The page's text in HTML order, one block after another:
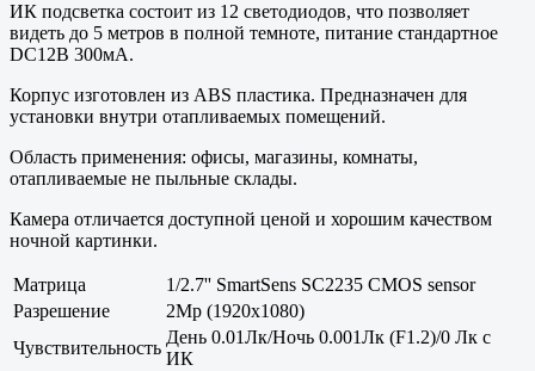
ИК подсветка состоит из 12 светодиодов, что позволяет
видеть до 5 метров в полной темноте, питание стандартное
DC12В 300мА.
Корпус изготовлен из ABS пластика. Предназначен для
установки внутри отапливаемых помещений.
Область применения: офисы, магазины, комнаты,
отапливаемые не пыльные склады.
Камера отличается доступной ценой и хорошим качеством
ночной картинки.
Матрица
1/2.7'' SmartSens SC2235 CMOS sensor
Разрешение
2Mp (1920x1080)
Чувствительность
День 0.01Лк/Ночь 0.001Лк (F1.2)/0 Лк с
ИК